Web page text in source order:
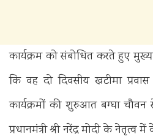
कार्यक्रम को संबोधित करते हुए
कि वह दो दिवसीय खटीमा
कार्यक्रमों की शुरुआत बग्घा चौवन
प्रधानमंत्री श्री नरेंद्र मोदी के नेतृत्व